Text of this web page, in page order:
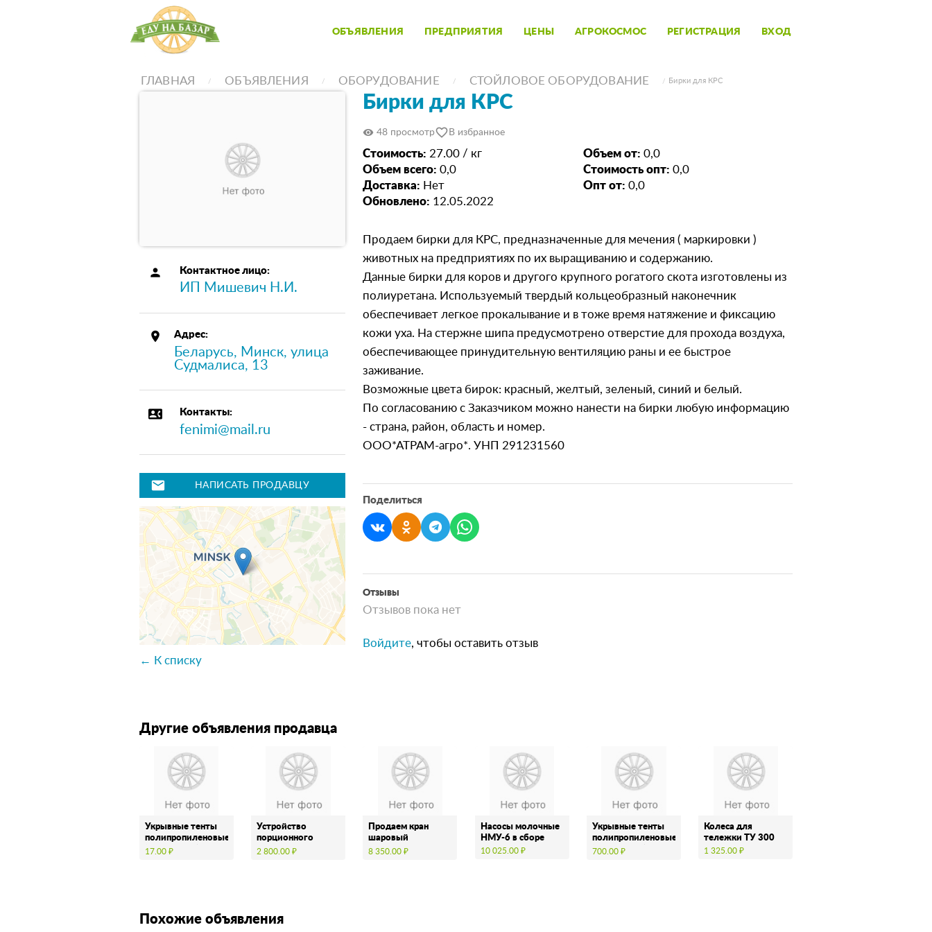
ОБЪЯВЛЕНИЯ ПРЕДПРИЯТИЯ ЦЕНЫ АГРОКОСМОС РЕГИСТРАЦИЯ ВХОД
ГЛАВНАЯ ОБЪЯВЛЕНИЯ ОБОРУДОВАНИЕ СТОЙЛОВОЕ ОБОРУДОВАНИЕ Бирки для КРС
person Контактное лицо:
ИП Мишевич Н.И.
place Адрес:
Беларусь, Минск, улица
Судмалиса, 13
contact_phone Контакты:
fenimi@mail.ru
mail НАПИСАТЬ ПРОДАВЦУ
← К списку
Бирки для КРС
visibility 48 просмотрfavorite_border В избранное
Стоимость: 27.00 / кг Объем от: 0,0
Объем всего: 0,0 Стоимость опт: 0,0
Доставка: Нет Опт от: 0,0
Обновлено: 12.05.2022
Продаем бирки для КРС, предназначенные для мечения ( маркировки )
животных на предприятиях по их выращиванию и содержанию.
Данные бирки для коров и другого крупного рогатого скота изготовлены из
полиуретана. Используемый твердый кольцеобразный наконечник
обеспечивает легкое прокалывание и в тоже время натяжение и фиксацию
кожи уха. На стержне шипа предусмотрено отверстие для прохода воздуха,
обеспечивающее принудительную вентиляцию раны и ее быстрое
заживание.
Возможные цвета бирок: красный, желтый, зеленый, синий и белый.
По согласованию с Заказчиком можно нанести на бирки любую информацию
- страна, район, область и номер.
ООО*АТРАМ-агро*. УНП 291231560
Поделиться
Отзывы
Отзывов пока нет
Войдите, чтобы оставить отзыв
Другие объявления продавца
Укрывные тенты
полипропиленовые
( тарпаулин )
17.00 ₽
Устройство
порционного
учета молока
2 800.00 ₽
Продаем кран
шаровый
КШ-100/80-1-1-
8 350.00 ₽
Насосы молочные
НМУ-6 в сборе
10 025.00 ₽
Укрывные тенты
полипропиленовые
( тарпаулин )
700.00 ₽
Колесa для
тележки ТУ 300
1 325.00 ₽
Похожие объявления